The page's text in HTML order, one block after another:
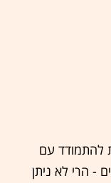
להתמודד עם
- הרי לא ניתן